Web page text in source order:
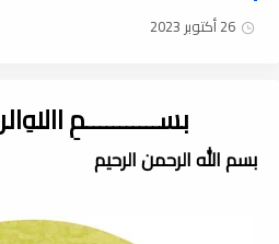
26 أكتوبر 2023
بســـــــــــمِ
بسم الله الرحمن الرحيم